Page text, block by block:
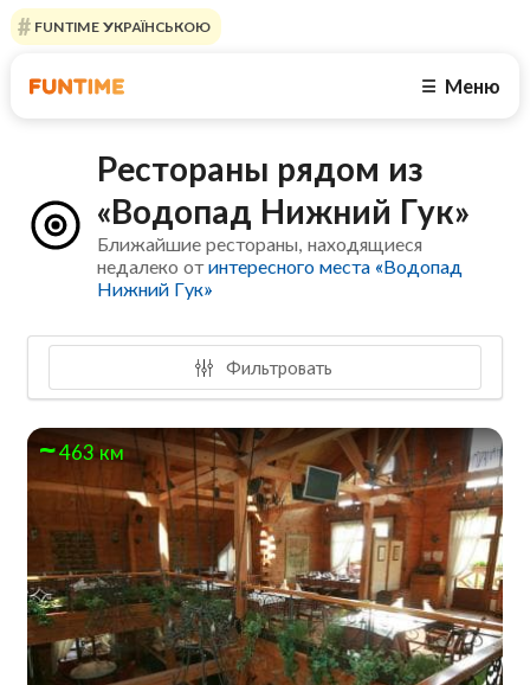
FUNTIME УКРАЇНСЬКОЮ
☰ Меню
Рестораны рядом из
«Водопад Нижний Гук»
Ближайшие рестораны, находящиеся
недалеко отинтересного места «Водопад
Нижний Гук»
Фильтровать
463 км